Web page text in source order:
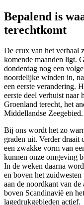
Bepalend is
terechtkomt
De crux van het verhaal
komende maanden ligt.
donderdag nog een
noordelijke winden in,
een eerste verandering.
eerste deel verhuist naar
Groenland terecht, het
Middellandse Zeegebied.
Bij ons wordt het zo
graden uit. Verder draait
een zwakke vorm van
kunnen onze omgeving
In de weken daarna
en boven het
aan de noordkant van
boven Scandinavië en
lagedrukgebieden actief.